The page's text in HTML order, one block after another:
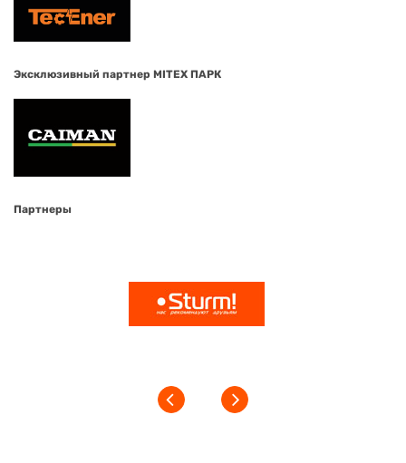
Эксклюзивный партнер MITEX ПАРК
Партнеры